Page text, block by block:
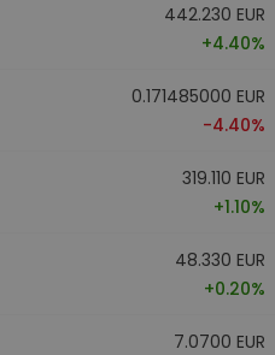
442.230 EUR
+4.40%
0.171485000 EUR
-4.40%
319.110 EUR
+1.10%
48.330 EUR
+0.20%
7.0700 EUR